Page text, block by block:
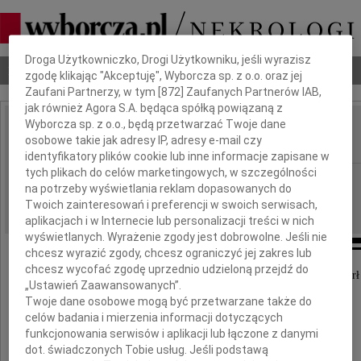
Nekrologi Odeszli Poradnik pogrzebowy
IMIĘ I NAZWISKO: Romuald Zawalski
REGION: Łódź
DATA EMISJI: 14.11.2022
8 listopada 2022 roku, przeżywszy lat 91, zmarł
Dbamy o Twoją prywatność
Droga Użytkowniczko, Drogi Użytkowniku, jeśli wyrazisz
zgodę klikając "Akceptuję", Wyborcza sp. z o.o. oraz jej
Zaufani Partnerzy, w tym [872 ] Zaufanych Partnerów IAB,
jak również Agora S.A. będąca spółką powiązaną z
Wyborcza sp. z o.o., będą przetwarzać Twoje dane
osobowe takie jak adresy IP, adresy e-mail czy
identyfikatory plików cookie lub inne informacje zapisane w
tych plikach do celów marketingowych, w szczególności
na potrzeby wyświetlania reklam dopasowanych do
Twoich zainteresowań i preferencji w swoich serwisach,
aplikacjach i w Internecie lub personalizacji treści w nich
wyświetlanych. Wyrażenie zgody jest dobrowolne. Jeśli nie
chcesz wyrazić zgody, chcesz ograniczyć jej zakres lub
chcesz wycofać zgodę uprzednio udzieloną przejdź do
„Ustawień Zaawansowanych”.
Twoje dane osobowe mogą być przetwarzane także do
celów badania i mierzenia informacji dotyczących
funkcjonowania serwisów i aplikacji lub łączone z danymi
dot. świadczonych Tobie usług. Jeśli podstawą